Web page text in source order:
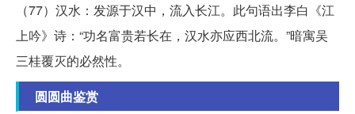
（77）汉水：发源于汉中，流入长江。此句语出李白《江
上吟》诗：“功名富贵若长在，汉水亦应西北流。”暗寓吴
三桂覆灭的必然性。
圆圆曲鉴赏